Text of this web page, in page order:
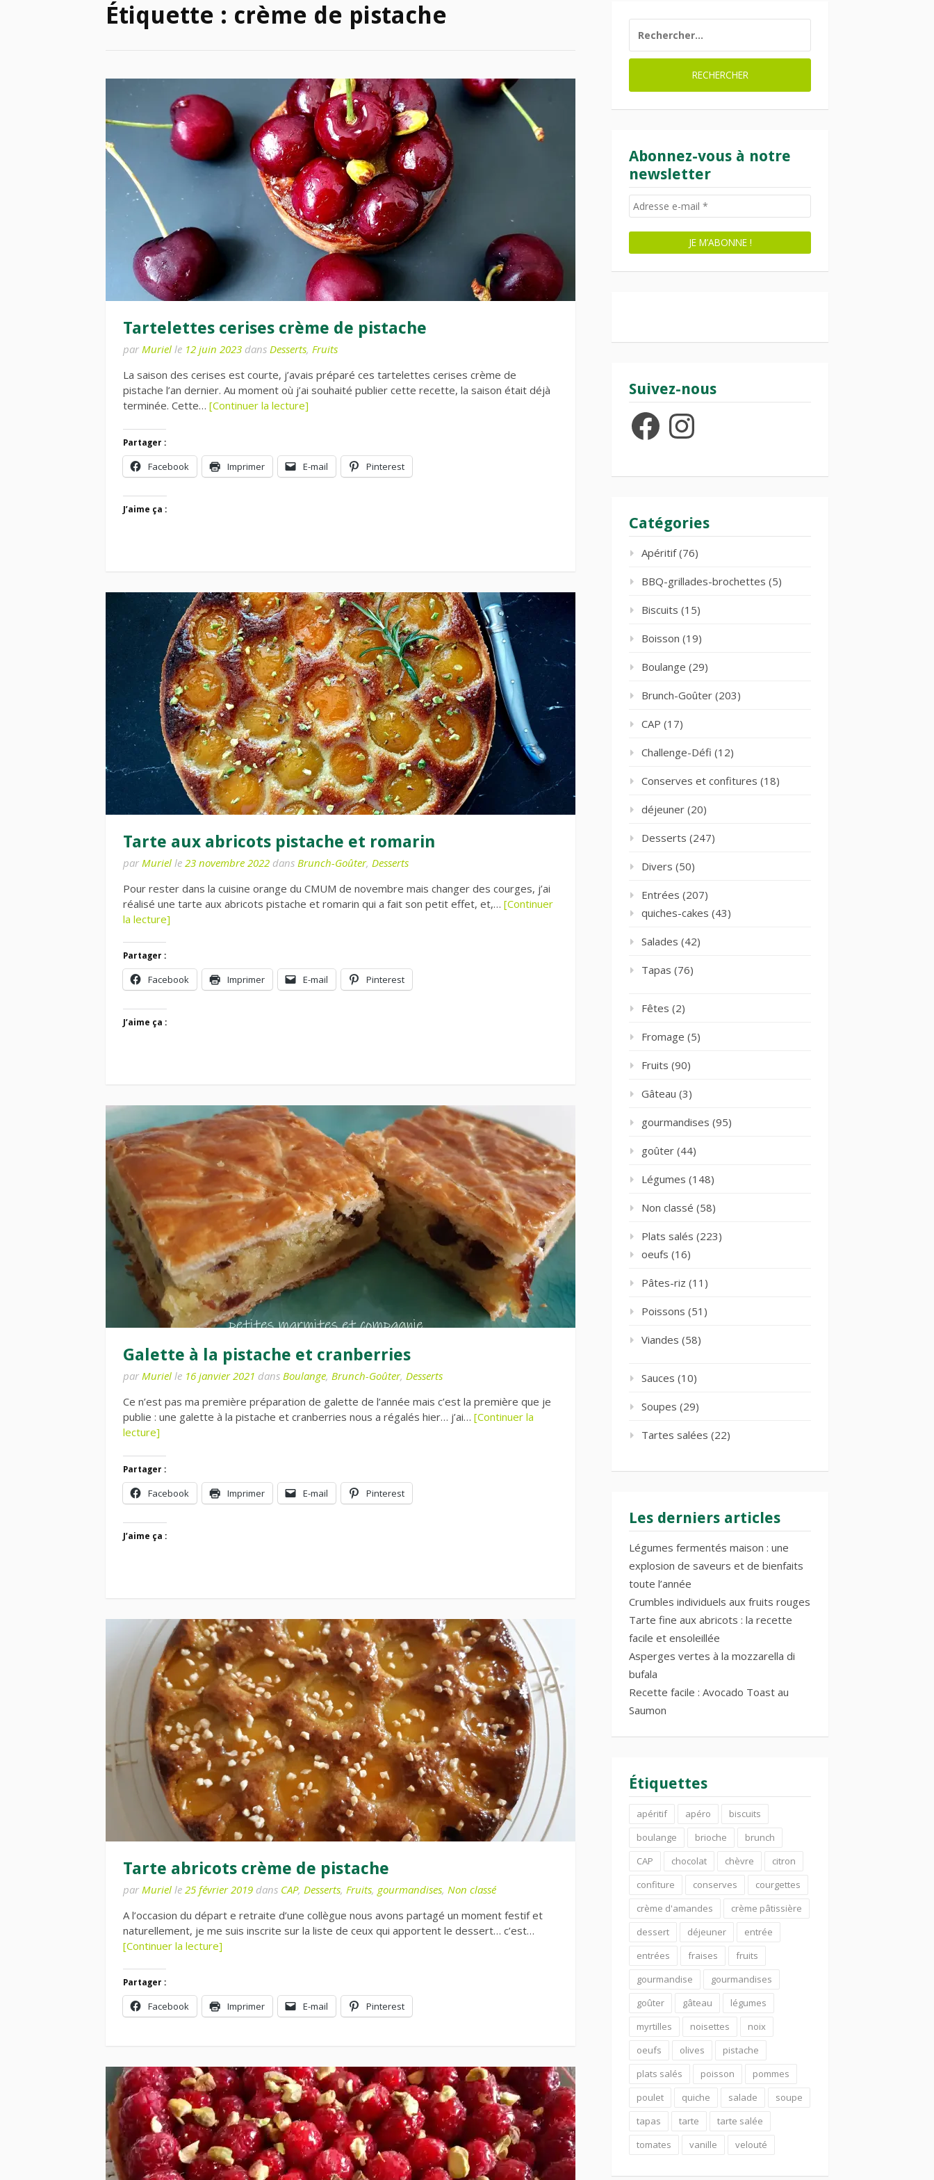
Étiquette : crème de pistache
Tartelettes cerises crème de pistache
par Muriel le 12 juin 2023 dans Desserts, Fruits
La saison des cerises est courte, j’avais préparé ces tartelettes cerises crème de
pistache l’an dernier. Au moment où j’ai souhaité publier cette recette, la saison était déjà
terminée. Cette… [Continuer la lecture]
Partager :
Facebook Imprimer E-mail Pinterest
J’aime ça :
Tarte aux abricots pistache et romarin
par Muriel le 23 novembre 2022 dans Brunch-Goûter, Desserts
Pour rester dans la cuisine orange du CMUM de novembre mais changer des courges, j’ai
réalisé une tarte aux abricots pistache et romarin qui a fait son petit effet, et,… [Continuer
la lecture]
Partager :
Facebook Imprimer E-mail Pinterest
J’aime ça :
Galette à la pistache et cranberries
par Muriel le 16 janvier 2021 dans Boulange, Brunch-Goûter, Desserts
Ce n’est pas ma première préparation de galette de l’année mais c’est la première que je
publie : une galette à la pistache et cranberries nous a régalés hier… j’ai… [Continuer la
lecture]
Partager :
Facebook Imprimer E-mail Pinterest
J’aime ça :
Tarte abricots crème de pistache
par Muriel le 25 février 2019 dans CAP, Desserts, Fruits, gourmandises, Non classé
A l’occasion du départ e retraite d’une collègue nous avons partagé un moment festif et
naturellement, je me suis inscrite sur la liste de ceux qui apportent le dessert… c’est…
[Continuer la lecture]
Partager :
Facebook Imprimer E-mail Pinterest
Abonnez-vous à notre
newsletter
Suivez-nous
FacebookInstagram
Catégories
Apéritif(76)
BBQ-grillades-brochettes (5)
Biscuits (15)
Boisson (19)
Boulange (29)
Brunch-Goûter (203)
CAP (17)
Challenge-Défi (12)
Conserves et confitures (18)
déjeuner (20)
Desserts (247)
Divers (50)
Entrées (207)
quiches-cakes (43)
Salades (42)
Tapas (76)
Fêtes (2)
Fromage (5)
Fruits (90)
Gâteau (3)
gourmandises (95)
goûter (44)
Légumes (148)
Non classé (58)
Plats salés (223)
oeufs (16)
Pâtes-riz (11)
Poissons (51)
Viandes (58)
Sauces (10)
Soupes (29)
Tartes salées (22)
Les derniers articles
Légumes fermentés maison : une
explosion de saveurs et de bienfaits
toute l’année
Crumbles individuels aux fruits rouges
Tarte fine aux abricots : la recette
facile et ensoleillée
Asperges vertes à la mozzarella di
bufala
Recette facile : Avocado Toast au
Saumon
Étiquettes
apéritif apéro
biscuits
boulange
brioche
brunch
CAP
chocolat chèvre
citron
confiture
conserves
courgettes
crème d'amandes
crème pâtissière
dessert
déjeuner
entrée
entrées
fraises
fruits
gourmandise
gourmandises
goûter
gâteau
légumes
myrtilles
noisettes
noix
oeufs
olives
pistache
plats salés
poisson
pommes
poulet
quiche salade
soupe
tapas
tarte
tarte salée
tomates
vanille velouté